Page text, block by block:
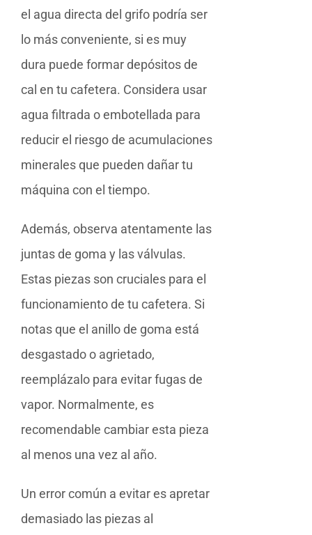
el agua directa del grifo podría ser
lo más conveniente, si es muy
dura puede formar depósitos de
cal en tu cafetera. Considera usar
agua filtrada o embotellada para
reducir el riesgo de acumulaciones
minerales que pueden dañar tu
máquina con el tiempo.
Además, observa atentamente las
juntas de goma y las válvulas.
Estas piezas son cruciales para el
funcionamiento de tu cafetera. Si
notas que el anillo de goma está
desgastado o agrietado,
reemplázalo para evitar fugas de
vapor. Normalmente, es
recomendable cambiar esta pieza
al menos una vez al año.
Un error común a evitar es apretar
demasiado las piezas al